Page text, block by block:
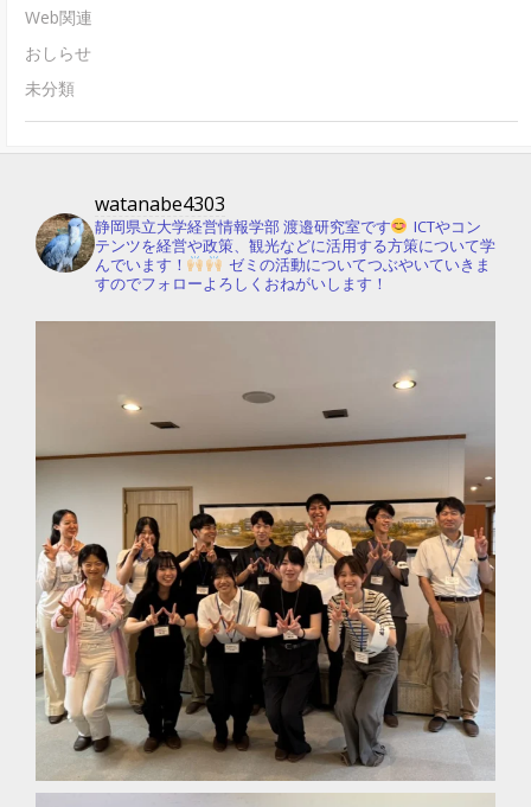
Web関連
おしらせ
未分類
watanabe4303
静岡県立大学経営情報学部 渡邉研究室です
ICTやコン
テンツを経営や政策、観光などに活用する方策について学
んでいます！
ゼミの活動についてつぶやいていきま
すのでフォローよろしくおねがいします！